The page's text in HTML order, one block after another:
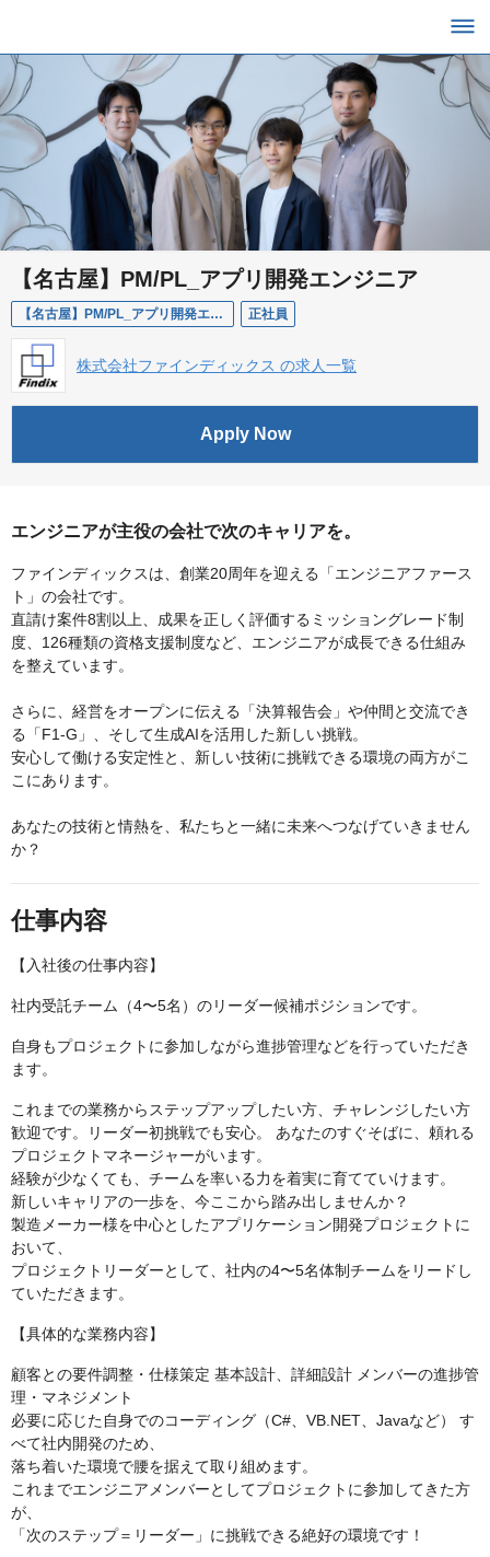
【名古屋】PM/PL_アプリ開発エンジニア
【名古屋】PM/PL_アプリ開発エンジニア 正社員
株式会社ファインディックス の求人一覧
Apply Now
エンジニアが主役の会社で次のキャリアを。
ファインディックスは、創業20周年を迎える「エンジニアファース
ト」の会社です。
直請け案件8割以上、成果を正しく評価するミッショングレード制
度、126種類の資格支援制度など、エンジニアが成長できる仕組み
を整えています。
さらに、経営をオープンに伝える「決算報告会」や仲間と交流でき
る「F1-G」、そして生成AIを活用した新しい挑戦。
安心して働ける安定性と、新しい技術に挑戦できる環境の両方がこ
こにあります。
あなたの技術と情熱を、私たちと一緒に未来へつなげていきません
か？
仕事内容
【入社後の仕事内容】
社内受託チーム（4〜5名）のリーダー候補ポジションです。
自身もプロジェクトに参加しながら進捗管理などを行っていただき
ます。
これまでの業務からステップアップしたい方、チャレンジしたい方
歓迎です。リーダー初挑戦でも安心。 あなたのすぐそばに、頼れる
プロジェクトマネージャーがいます。
経験が少なくても、チームを率いる力を着実に育てていけます。
新しいキャリアの一歩を、今ここから踏み出しませんか？
製造メーカー様を中心としたアプリケーション開発プロジェクトに
おいて、
プロジェクトリーダーとして、社内の4〜5名体制チームをリードし
ていただきます。
【具体的な業務内容】
顧客との要件調整・仕様策定 基本設計、詳細設計 メンバーの進捗管
理・マネジメント
必要に応じた自身でのコーディング（C#、VB.NET、Javaなど） す
べて社内開発のため、
落ち着いた環境で腰を据えて取り組めます。
これまでエンジニアメンバーとしてプロジェクトに参加してきた方
が、
「次のステップ＝リーダー」に挑戦できる絶好の環境です！